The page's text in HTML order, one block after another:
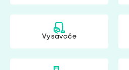
Vysávače
Liečebná kozmetika